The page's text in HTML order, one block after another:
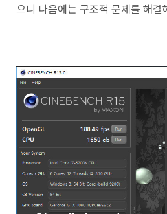
으니 다음에는 구조적 문제를 해결